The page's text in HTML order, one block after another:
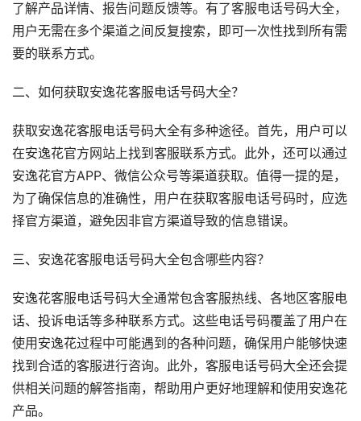
了解产品详情、报告问题反馈等。有了客服电话号码大全，
用户无需在多个渠道之间反复搜索，即可一次性找到所有需
要的联系方式。
二、如何获取安逸花客服电话号码大全？
获取安逸花客服电话号码大全有多种途径。首先，用户可以
在安逸花官方网站上找到客服联系方式。此外，还可以通过
安逸花官方APP、微信公众号等渠道获取。值得一提的是，
为了确保信息的准确性，用户在获取客服电话号码时，应选
择官方渠道，避免因非官方渠道导致的信息错误。
三、安逸花客服电话号码大全包含哪些内容？
安逸花客服电话号码大全通常包含客服热线、各地区客服电
话、投诉电话等多种联系方式。这些电话号码覆盖了用户在
使用安逸花过程中可能遇到的各种问题，确保用户能够快速
找到合适的客服进行咨询。此外，客服电话号码大全还会提
供相关问题的解答指南，帮助用户更好地理解和使用安逸花
产品。